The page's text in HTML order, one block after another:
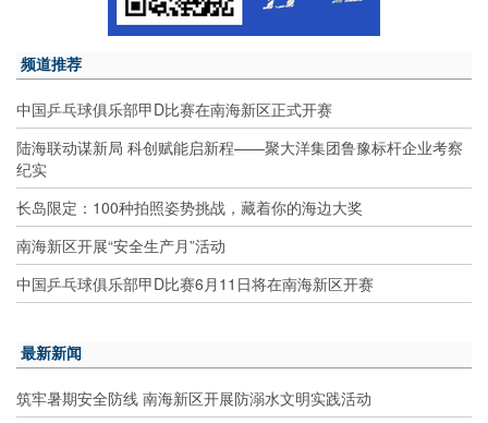
频道推荐
中国乒乓球俱乐部甲D比赛在南海新区正式开赛
陆海联动谋新局 科创赋能启新程——聚大洋集团鲁豫标杆企业考察
纪实
长岛限定：100种拍照姿势挑战，藏着你的海边大奖
南海新区开展“安全生产月”活动
中国乒乓球俱乐部甲D比赛6月11日将在南海新区开赛
最新新闻
筑牢暑期安全防线 南海新区开展防溺水文明实践活动